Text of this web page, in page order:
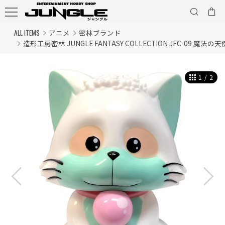
ALL ITEMS アニメ
密林ブランド
造形工房密林 JUNGLE FANTASY COLLECTION JFC-09 魔法の
1 / 2